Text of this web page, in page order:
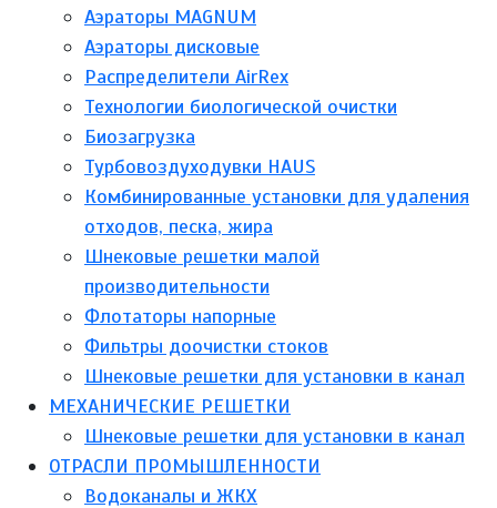
Аэраторы MAGNUM
Аэраторы дисковые
Распределители AirRex
Технологии биологической очистки
Биозагрузка
Турбовоздуходувки HAUS
Комбинированные установки для удаления
отходов, песка, жира
Шнековые решетки малой
производительности
Флотаторы напорные
Фильтры доочистки стоков
Шнековые решетки для установки в канал
МЕХАНИЧЕСКИЕ РЕШЕТКИ
Шнековые решетки для установки в канал
ОТРАСЛИ ПРОМЫШЛЕННОСТИ
Водоканалы и ЖКХ